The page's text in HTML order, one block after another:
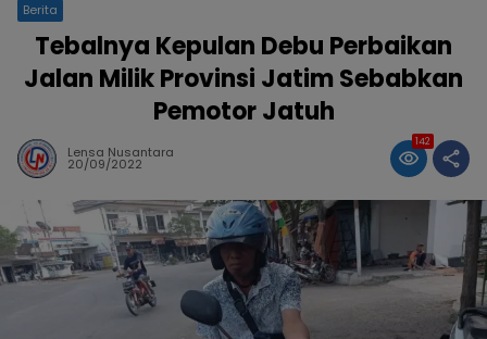
Berita
Tebalnya Kepulan Debu Perbaikan
Jalan Milik Provinsi Jatim Sebabkan
Pemotor Jatuh
Lensa Nusantara
20/09/2022
142